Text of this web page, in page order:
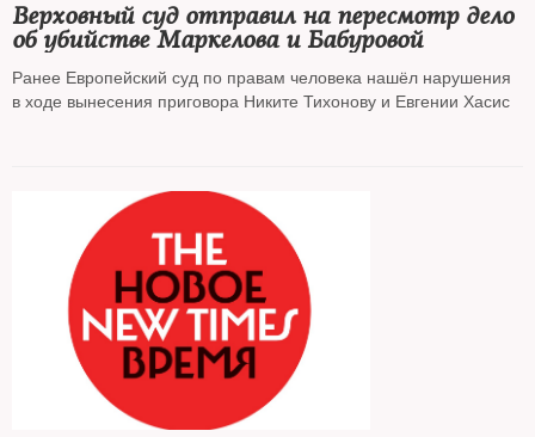
Верховный суд отправил на пересмотр дело
об убийстве Маркелова и Бабуровой
Ранее Европейский суд по правам человека нашёл нарушения
в ходе вынесения приговора Никите Тихонову и Евгении Хасис